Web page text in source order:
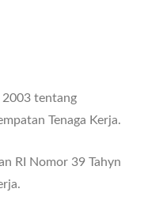
2003 tentang
Tenaga Kerja.
RI Nomor 39 Tahyn